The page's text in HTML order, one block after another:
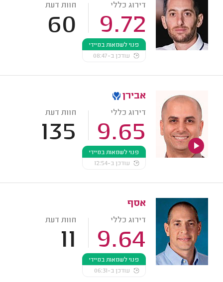
דירוג כללי
9.72
חוות דעת
60
פנוי לשמאות במיידי
עודכן ב-08:47
אבירן
דירוג כללי
9.65
חוות דעת
135
פנוי לשמאות במיידי
עודכן ב-12:54
אסף
דירוג כללי
9.64
חוות דעת
11
פנוי לשמאות במיידי
עודכן ב-06:31